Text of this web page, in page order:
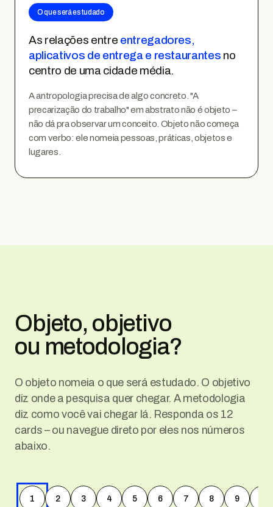
O que será estudado
As relações entre entregadores,
aplicativos de entrega e restaurantes no
centro de uma cidade média.
A antropologia precisa de algo concreto. "A
precarização do trabalho" em abstrato não é objeto –
não dá pra observar um conceito. Objeto não começa
com verbo: ele nomeia pessoas, práticas, objetos e
lugares.
Objeto, objetivo
ou metodologia?
O objeto nomeia o que será estudado. O objetivo
diz onde a pesquisa quer chegar. A metodologia
diz como você vai chegar lá. Responda os 12
cards – ou navegue direto por eles nos números
abaixo.
1 2 3 4 5 6 7 8 9